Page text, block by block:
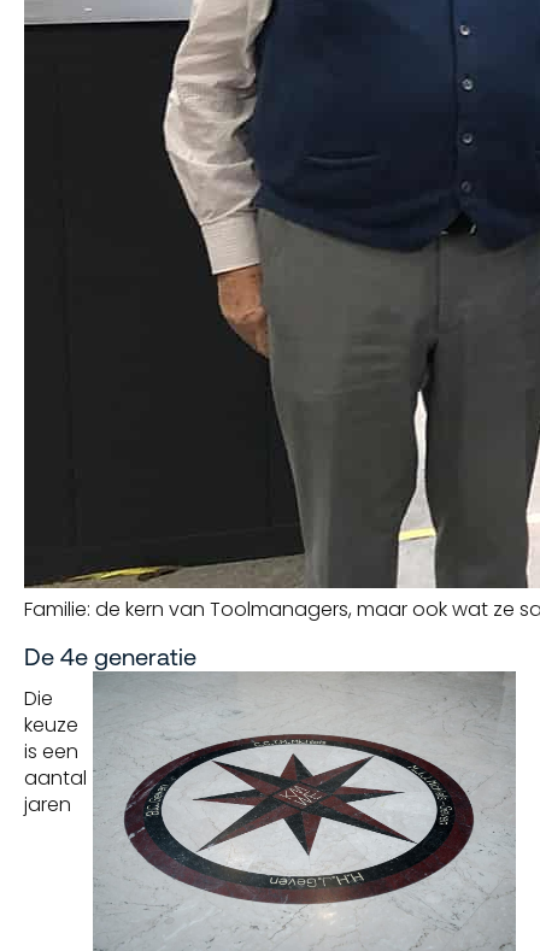
Familie: de kern van Toolmanagers, maar ook wat ze
De 4e generatie
Die
keuze
is een
aantal
jaren